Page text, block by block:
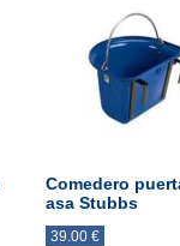
Comedero
asa Stubbs
39.00 €